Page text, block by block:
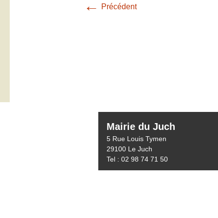
← Précédent
Mairie du Juch
5 Rue Louis Tymen
29100 Le Juch
Tel : 02 98 74 71 50